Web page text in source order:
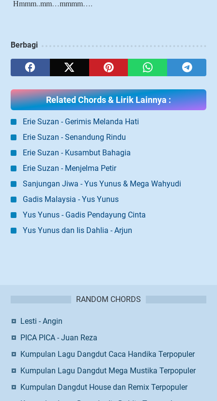
Berbagi
Related Chords & Lirik Lainnya :
Erie Suzan - Gerimis Melanda Hati
Erie Suzan - Senandung Rindu
Erie Suzan - Kusambut Bahagia
Erie Suzan - Menjelma Petir
Sanjungan Jiwa - Yus Yunus & Mega Wahyudi
Gadis Malaysia - Yus Yunus
Yus Yunus - Gadis Pendayung Cinta
Yus Yunus dan Iis Dahlia - Arjun
RANDOM CHORDS
Lesti - Angin
PICA PICA - Juan Reza
Kumpulan Lagu Dangdut Caca Handika Terpopuler
Kumpulan Lagu Dangdut Mega Mustika Terpopuler
Kumpulan Dangdut House dan Remix Terpopuler